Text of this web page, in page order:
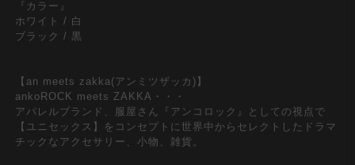
『カラー』
ホワイト / 白
ブラック / 黒
【an meets zakka(アンミツザッカ)】
ankoROCK meets ZAKKA・・・
アパレルブランド、服屋さん『アンコロック』としての視点で
【ユニセックス】をコンセプトに世界中からセレクトしたドラマ
チックなアクセサリー、小物、雑貨。